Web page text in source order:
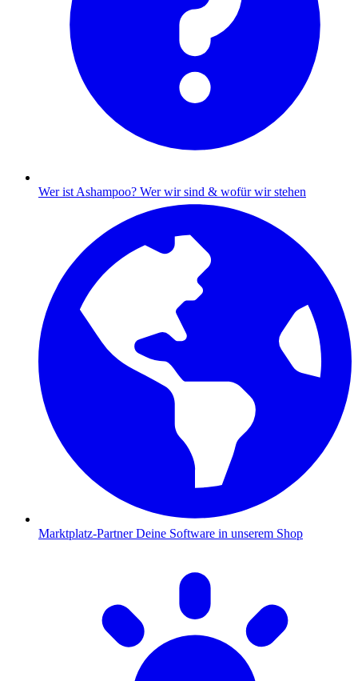
Wer ist Ashampoo? Wer wir sind & wofür wir stehen
Marktplatz-Partner Deine Software in unserem Shop